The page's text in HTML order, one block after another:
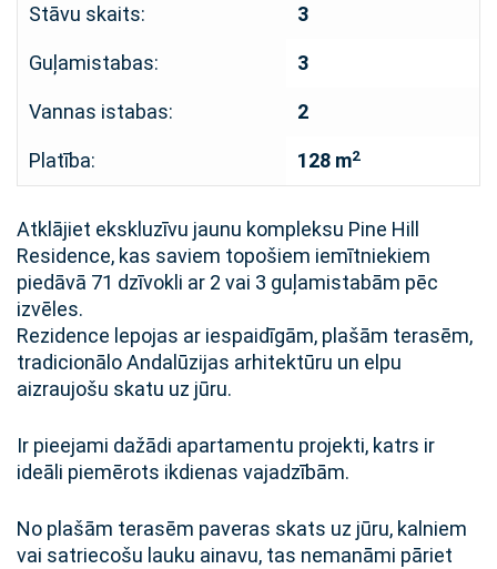
Stāvu skaits: 3
Guļamistabas: 3
Vannas istabas: 2
Platība: 128 m2
Atklājiet ekskluzīvu jaunu kompleksu Pine Hill
Residence, kas saviem topošiem iemītniekiem
piedāvā 71 dzīvokli ar 2 vai 3 guļamistabām pēc
izvēles.
Rezidence lepojas ar iespaidīgām, plašām terasēm,
tradicionālo Andalūzijas arhitektūru un elpu
aizraujošu skatu uz jūru.
Ir pieejami dažādi apartamentu projekti, katrs ir
ideāli piemērots ikdienas vajadzībām.
No plašām terasēm paveras skats uz jūru, kalniem
vai satriecošu lauku ainavu, tas nemanāmi pāriet